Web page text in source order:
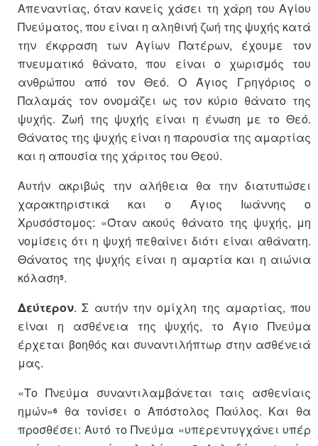
Απεναντίας, όταν κανείς χάσει τη χάρη του Αγίου
Πνεύματος, που είναι η αληθινή ζωή της ψυχής κατά
την έκφραση των Αγίων Πατέρων, έχουμε τον
πνευματικό θάνατο, που είναι ο χωρισμός του
ανθρώπου από τον Θεό. Ο Άγιος Γρηγόριος ο
Παλαμάς τον ονομάζει ως τον κύριο θάνατο της
ψυχής. Ζωή της ψυχής είναι η ένωση με το Θεό.
Θάνατος της ψυχής είναι η παρουσία της αμαρτίας
και η απουσία της χάριτος του Θεού.
Αυτήν ακριβώς την αλήθεια θα την διατυπώσει
χαρακτηριστικά και ο Άγιος Ιωάννης ο
Χρυσόστομος: «Όταν ακούς θάνατο της ψυχής, μη
νομίσεις ότι η ψυχή πεθαίνει διότι είναι αθάνατη.
Θάνατος της ψυχής είναι η αμαρτία και η αιώνια
κόλαση5.
Δεύτερον. Σ αυτήν την ομίχλη της αμαρτίας, που
είναι η ασθένεια της ψυχής, το Άγιο Πνεύμα
έρχεται βοηθός και συναντιλήπτωρ στην ασθένειά
μας.
«Το Πνεύμα συναντιλαμβάνεται ταις ασθενίαις
ημών»6
θα τονίσει ο Απόστολος Παύλος. Και θα
προσθέσει: Αυτό το Πνεύμα «υπερεντυγχάνει υπέρ